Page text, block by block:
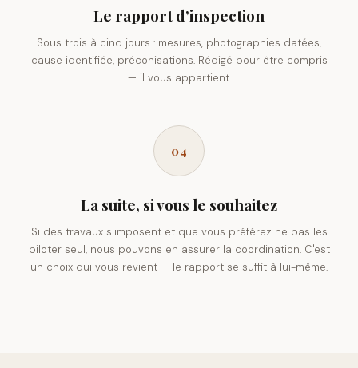
Le rapport d’inspection
Sous trois à cinq jours : mesures, photographies datées,
cause identifiée, préconisations. Rédigé pour être compris
— il vous appartient.
04
La suite, si vous le souhaitez
Si des travaux s'imposent et que vous préférez ne pas les
piloter seul, nous pouvons en assurer la coordination. C'est
un choix qui vous revient — le rapport se suffit à lui-même.